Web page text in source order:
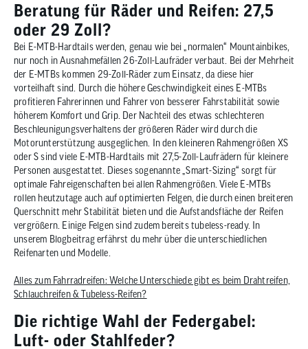
Beratung für Räder und Reifen: 27,5
oder 29 Zoll?
Bei E-MTB-Hardtails werden, genau wie bei „normalen“ Mountainbikes,
nur noch in Ausnahmefällen 26-Zoll-Laufräder verbaut. Bei der Mehrheit
der E-MTBs kommen 29-Zoll-Räder zum Einsatz, da diese hier
vorteilhaft sind. Durch die höhere Geschwindigkeit eines E-MTBs
profitieren Fahrerinnen und Fahrer von besserer Fahrstabilität sowie
höherem Komfort und Grip. Der Nachteil des etwas schlechteren
Beschleunigungsverhaltens der größeren Räder wird durch die
Motorunterstützung ausgeglichen. In den kleineren Rahmengrößen XS
oder S sind viele E-MTB-Hardtails mit 27,5-Zoll-Laufrädern für kleinere
Personen ausgestattet. Dieses sogenannte „Smart-Sizing“ sorgt für
optimale Fahreigenschaften bei allen Rahmengrößen. Viele E-MTBs
rollen heutzutage auch auf optimierten Felgen, die durch einen breiteren
Querschnitt mehr Stabilität bieten und die Aufstandsfläche der Reifen
vergrößern. Einige Felgen sind zudem bereits tubeless-ready. In
unserem Blogbeitrag erfährst du mehr über die unterschiedlichen
Reifenarten und Modelle.
Alles zum Fahrradreifen: Welche Unterschiede gibt es beim Drahtreifen,
Schlauchreifen & Tubeless-Reifen?
Die richtige Wahl der Federgabel:
Luft- oder Stahlfeder?